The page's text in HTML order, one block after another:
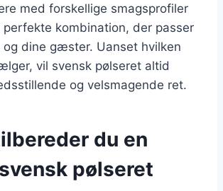
med forskellige smagsprofiler
kombination, der passer
dine gæster. Uanset hvilken
vil svensk pølseret altid
og velsmagende ret.
du en
pølseret